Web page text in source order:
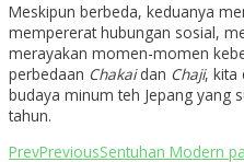
Meskipun berbeda, keduanya
mempererat hubungan sosial,
merayakan momen-momen
perbedaan Chakaidan Chaji, kita
budaya minum teh Jepang yang
tahun.
PrevPreviousSentuhan Modern